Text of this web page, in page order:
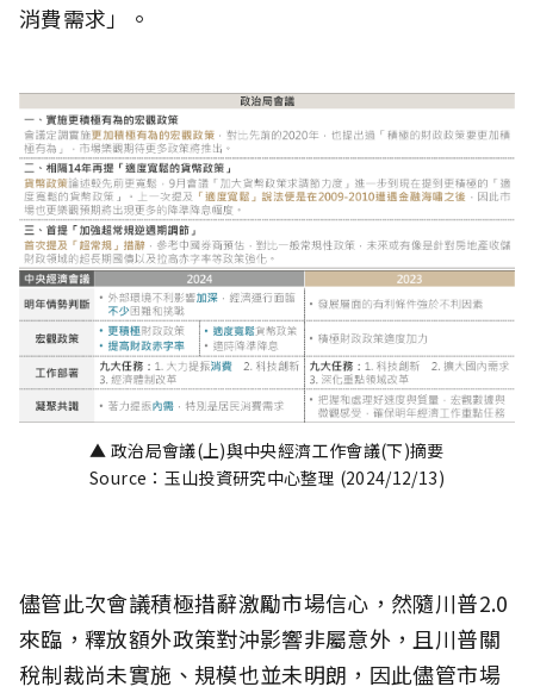
消費需求」。
▲ 政治局會議(上)與中央經濟工作會議(下)摘要
Source：玉山投資研究中心整理 (2024/12/13)
儘管此次會議積極措辭激勵市場信心，然隨川普2.0
來臨，釋放額外政策對沖影響非屬意外，且川普關
稅制裁尚未實施、規模也並未明朗，因此儘管市場